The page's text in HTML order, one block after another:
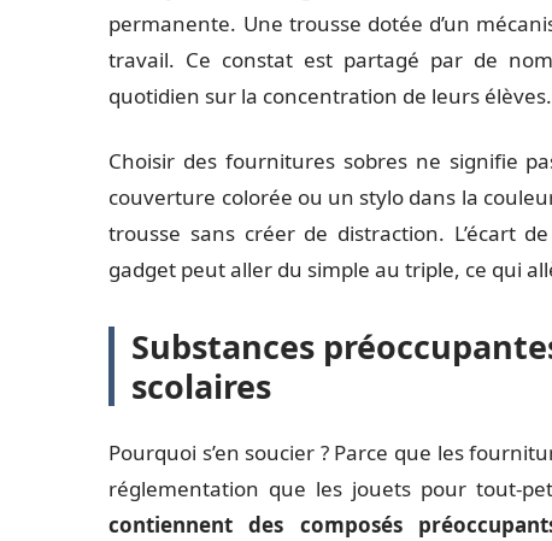
permanente. Une trousse dotée d’un
travail. Ce constat est partagé par de
quotidien sur la concentration de leurs élèves.
Choisir des fournitures sobres ne signifie
couverture colorée ou un stylo dans la
trousse sans créer de distraction. L’écart
gadget peut aller du simple au triple, ce qui
Substances
scolaires
Pourquoi s’en soucier ? Parce que les
réglementation que les jouets pour tout-
contiennent des composés